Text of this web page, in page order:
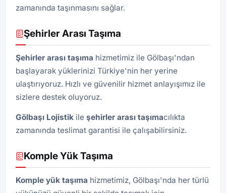
zamanında taşınmasını sağlar.
Şehirler Arası Taşıma
Şehirler arası taşıma hizmetimiz ile Gölbaşı'ndan
başlayarak yüklerinizi Türkiye'nin her yerine
ulaştırıyoruz. Hızlı ve güvenilir hizmet anlayışımız ile
sizlere destek oluyoruz.
Gölbaşı Lojistik ile şehirler arası taşımacılıkta
zamanında teslimat garantisi ile çalışabilirsiniz.
Komple Yük Taşıma
Komple yük taşıma hizmetimiz, Gölbaşı'nda her türlü